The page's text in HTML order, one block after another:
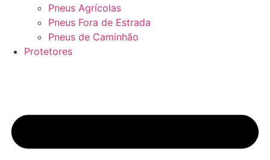
Pneus Agrícolas
Pneus Fora de Estrada
Pneus de Caminhão
Protetores